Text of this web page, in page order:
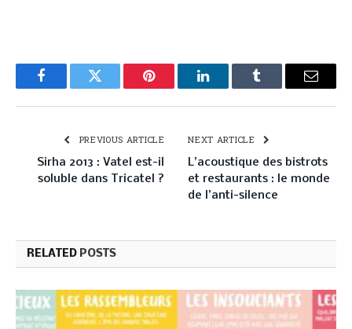
FacebookTwitter Pinterest LinkedInTumblr Email
PREVIOUS ARTICLE
Sirha 2013 : Vatel est-il
soluble dans Tricatel ?
NEXT ARTICLE
L’acoustique des bistrots
et restaurants : le monde
de l’anti-silence
RELATED POSTS